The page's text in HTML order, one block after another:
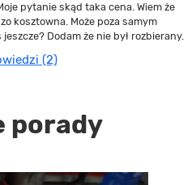
pytanie skąd taka cena. Wiem że
kosztowna. Może poza samym
Dodam że nie był rozbierany.
(2)
porady